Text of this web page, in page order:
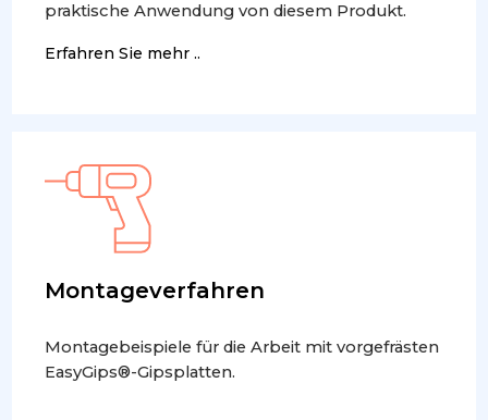
praktische Anwendung von diesem Produkt.
Erfahren Sie mehr ..
Montageverfahren
Montagebeispiele für die Arbeit mit vorgefrästen
EasyGips®-Gipsplatten.